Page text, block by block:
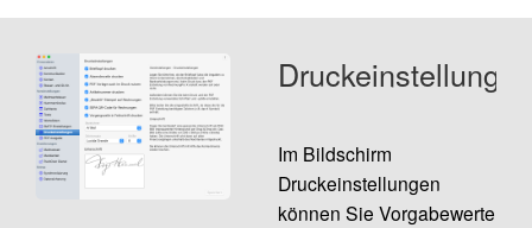
Druckeinstellungen
Im Bildschirm
Druckeinstellungen
können Sie Vorgabewerte